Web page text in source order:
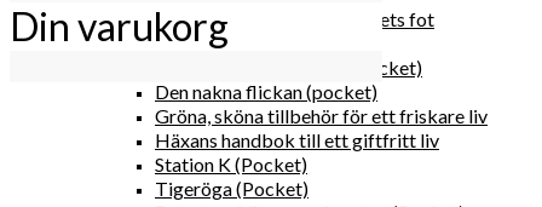
Den lilla vingården vid bergets fot
Happy me
Det lilla galleriet i solen (pocket)
Den nakna flickan (pocket)
Gröna, sköna tillbehör för ett friskare liv
Häxans handbok till ett giftfritt liv
Station K (Pocket)
Tigeröga (Pocket)
Din varukorg